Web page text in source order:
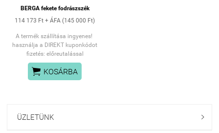
arany elemek lakkoznak.A
bevonat mechanikai sérülése
BERGA fekete fodrászszék
114 173 Ft + ÁFA (145 000 Ft)
A termék szállítása ingyenes!
használja a DIREKT kuponkódot
fizetés: előreutalással
 KOSÁRBA
ÜZLETÜNK 